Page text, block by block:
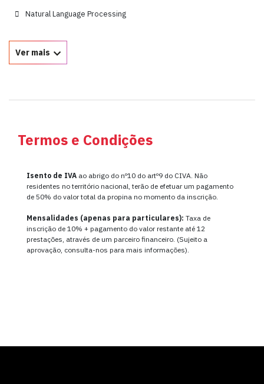
Natural Language Processing
Ver mais
Termos e Condições
Isento de IVA ao abrigo do nº10 do artº9 do CIVA. Não
residentes no território nacional, terão de efetuar um pagamento
de 50% do valor total da propina no momento da inscrição.
Mensalidades (apenas para particulares): Taxa de
inscrição de 10% + pagamento do valor restante até 12
prestações, através de um parceiro financeiro. (Sujeito a
aprovação, consulta-nos para mais informações).